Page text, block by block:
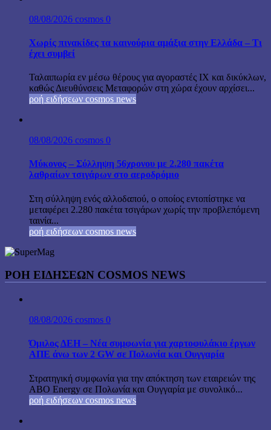
08/08/2026 cosmos 0
Χωρίς πινακίδες τα καινούρια αμάξια στην Ελλάδα – Τι
έχει συμβεί
Ταλαιπωρία εν μέσω θέρους για αγοραστές ΙΧ και δικύκλων,
καθώς Διευθύνσεις Μεταφορών στη χώρα έχουν αρχίσει...
ροή ειδήσεων cosmos news
08/08/2026 cosmos 0
Μύκονος – Σύλληψη 56χρονου με 2.280 πακέτα
λαθραίων τσιγάρων στο αεροδρόμιο
Στη σύλληψη ενός αλλοδαπού, ο οποίος εντοπίστηκε να
μεταφέρει 2.280 πακέτα τσιγάρων χωρίς την προβλεπόμενη
ταινία...
ροή ειδήσεων cosmos news
ΡΟΉ ΕΙΔΉΣΕΩΝ COSMOS NEWS
08/08/2026 cosmos 0
Όμιλος ΔΕΗ – Νέα συμφωνία για χαρτοφυλάκιο έργων
ΑΠΕ άνω των 2 GW σε Πολωνία και Ουγγαρία
Στρατηγική συμφωνία για την απόκτηση των εταιρειών της
ABO Energy σε Πολωνία και Ουγγαρία με συνολικό...
ροή ειδήσεων cosmos news